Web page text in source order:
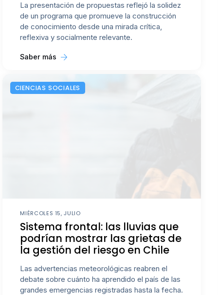
La presentación de propuestas reflejó la solidez
de un programa que promueve la construcción
de conocimiento desde una mirada crítica,
reflexiva y socialmente relevante.
Saber más
CIENCIAS SOCIALES
MIÉRCOLES 15, JULIO
Sistema frontal: las lluvias que
podrían mostrar las grietas de
la gestión del riesgo en Chile
Las advertencias meteorológicas reabren el
debate sobre cuánto ha aprendido el país de las
grandes emergencias registradas hasta la fecha.